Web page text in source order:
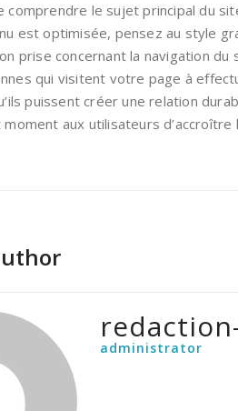
comprendre le sujet principal du
est optimisée, pensez au style
prise concernant la navigation
qui visitent votre page à
puissent créer une relation
aux utilisateurs
administrator